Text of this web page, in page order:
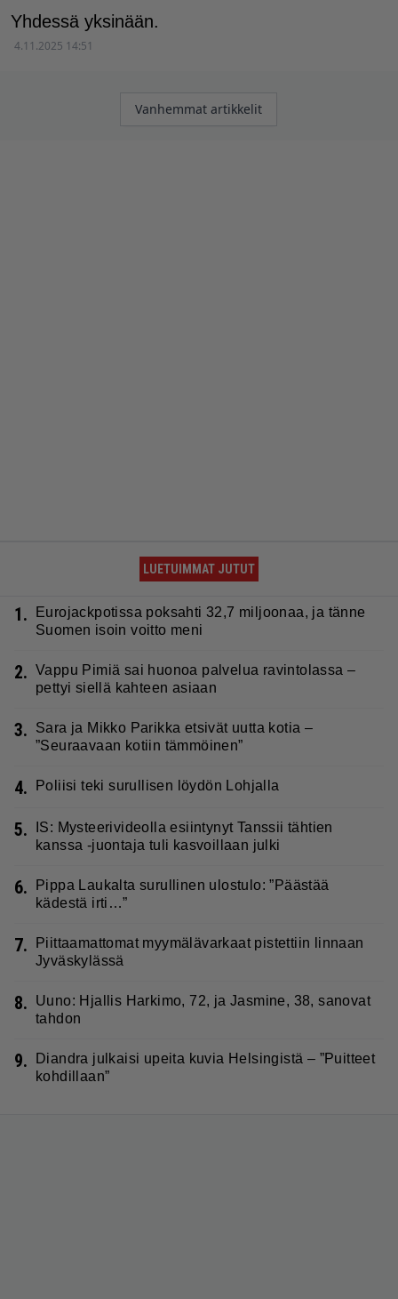
Yhdessä yksinään.
4.11.2025 14:51
Artikkelien
Vanhemmat artikkelit
LUETUIMMAT JUTUT
1.
Eurojackpotissa poksahti 32,7 miljoonaa, ja tänne
Suomen isoin voitto meni
2. Vappu Pimiä sai huonoa palvelua ravintolassa –
pettyi siellä kahteen asiaan
3.
Sara ja Mikko Parikka etsivät uutta kotia –
”Seuraavaan kotiin tämmöinen”
4. Poliisi teki surullisen löydön Lohjalla
5.
IS: Mysteerivideolla esiintynyt Tanssii tähtien
kanssa -juontaja tuli kasvoillaan julki
6.
Pippa Laukalta surullinen ulostulo: ”Päästää
kädestä irti…”
7.
Piittaamattomat myymälävarkaat pistettiin linnaan
Jyväskylässä
8.
Uuno: Hjallis Harkimo, 72, ja Jasmine, 38, sanovat
tahdon
9.
Diandra julkaisi upeita kuvia Helsingistä – ”Puitteet
kohdillaan”